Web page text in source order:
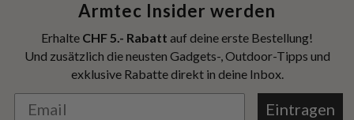
Armtec Insider werden
Erhalte CHF 5.- Rabatt auf deine erste Bestellung!
Und zusätzlich die neusten Gadgets-, Outdoor-Tipps und
exklusive Rabatte direkt in deine Inbox.
Eintragen